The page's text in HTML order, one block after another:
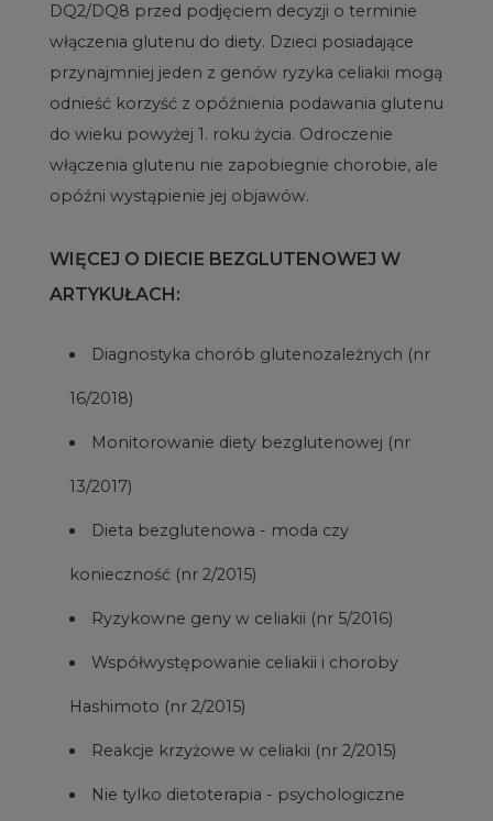
DQ2/DQ8 przed podjęciem decyzji o terminie
włączenia glutenu do diety. Dzieci posiadające
przynajmniej jeden z genów ryzyka celiakii mogą
odnieść korzyść z opóźnienia podawania glutenu
do wieku powyżej 1. roku życia. Odroczenie
włączenia glutenu nie zapobiegnie chorobie, ale
opóźni wystąpienie jej objawów.
WIĘCEJ O DIECIE BEZGLUTENOWEJ W
ARTYKUŁACH:
Diagnostyka chorób glutenozależnych (nr
16/2018)
Monitorowanie diety bezglutenowej (nr
13/2017)
Dieta bezglutenowa - moda czy
konieczność (nr 2/2015)
Ryzykowne geny w celiakii (nr 5/2016)
Współwystępowanie celiakii i choroby
Hashimoto (nr 2/2015)
Reakcje krzyżowe w celiakii (nr 2/2015)
Nie tylko dietoterapia - psychologiczne